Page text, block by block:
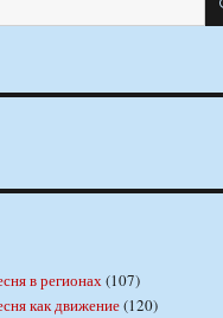
в регионах(107)
как движение(120)